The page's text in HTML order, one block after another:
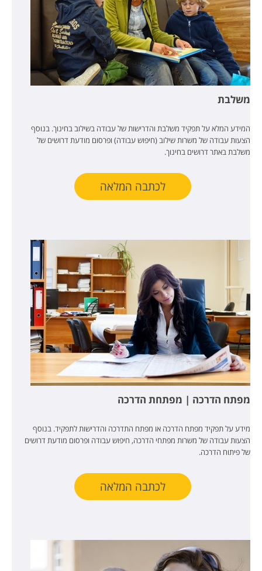
משלבת
המידע המלא על תפקיד משלבת והדרישות של עבודה בשילוב בחינוך. בנוסף
הצעות עבודה של משרות שילוב (חיפוש עבודה) ופרסום מודעת דרושים של
משלבת באתר דרושים בחינוך.
לכתבה המלאה
מפתח הדרכה | מפתחת הדרכה
מידע על תפקיד מפתח הדרכה או מפתח התדרכה והדרישות לתפקיד. בנוסף
הצעות עבודה של משרות מפתחי הדרכה, חיפוש עבודה ופרסום מודעת דרושים
של פיתוח הדרכה.
לכתבה המלאה